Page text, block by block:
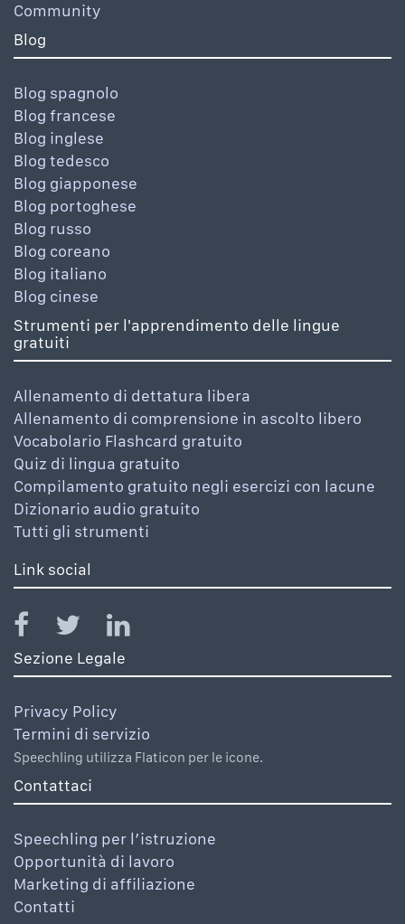
Community
Blog
Blog spagnolo
Blog francese
Blog inglese
Blog tedesco
Blog giapponese
Blog portoghese
Blog russo
Blog coreano
Blog italiano
Blog cinese
Strumenti per l'apprendimento delle lingue
gratuiti
Allenamento di dettatura libera
Allenamento di comprensione in ascolto libero
Vocabolario Flashcard gratuito
Quiz di lingua gratuito
Compilamento gratuito negli esercizi con lacune
Dizionario audio gratuito
Tutti gli strumenti
Link social
Sezione Legale
Privacy Policy
Termini di servizio
Speechling utilizza Flaticon per le icone.
Contattaci
Speechling per l’istruzione
Opportunità di lavoro
Marketing di affiliazione
Contatti